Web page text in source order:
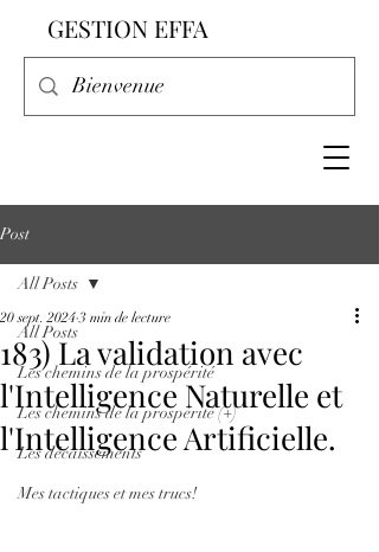
GESTION EFFA
Post
All Posts
Les chemins de la prospérité
Les chemins de la prospérité (+)
Les décaissements
Mes tactiques et mes trucs!
All Posts
183) La validation avec
l'Intelligence Naturelle et
l'Intelligence Artificielle.
20 sept. 2024 3 min de lecture